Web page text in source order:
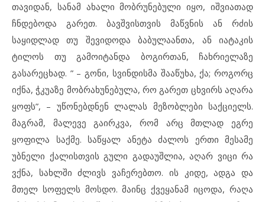
თავიდან, სანამ ახალი მობრუნებული იყო, იშვიათად
ჩნდებოდა გარეთ. ბავშვისთვის მაწვნის ან რძის
საყიდლად თუ შევიდოდა ბაბულაანთა, ან იატაკის
ტილოს თუ გამოიტანდა ბოგირთან, ჩახრიელაზე
გასარეცხად. ” – გონი, სვინდისმა შააწუხა, ქა; როგორც
იქნა, ჭკუაზე მობრახუნებულა, რო გარეთ ცხვირს აღარა
ყოფს”, – უწონებდნენ ლალას მეზობლები საქციელს.
მაგრამ, მალევე გაირკვა, რომ არც მთლად ეგრე
ყოფილა საქმე. საწყალ ანეტა ძალოს ერთი მესამე
უბნელი ქალისთვის გული გადაუშლია, აღარ ვიცი რა
ვქნა, სახლში ძლივს ვაჩერებთო. ის კიდე, ადგა და
მთელ სოფელს მოსდო. მაინც ქვეყანამ იცოდა, რაღა